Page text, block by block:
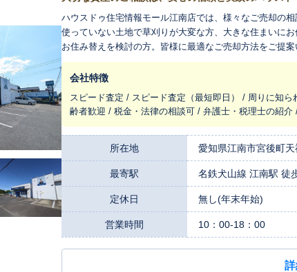
ハウスドゥ住宅情報モール江南店では、様々なご売却の
使っていない土地で草刈りが大変な方、大きな住まいに
お住み替えを検討の方。皆様に最適なご売却方法をご提案
会社特徴
スピード査定 / スピード査定（最短即日） / 周りに知
齢者歓迎 / 税金・法律の相談可 / 弁護士・税理士の紹
所在地 愛知県江南市宮後町
最寄駅 名鉄犬山線 江南駅 徒
定休日 無し(年末年始)
営業時間 10：00-18：00